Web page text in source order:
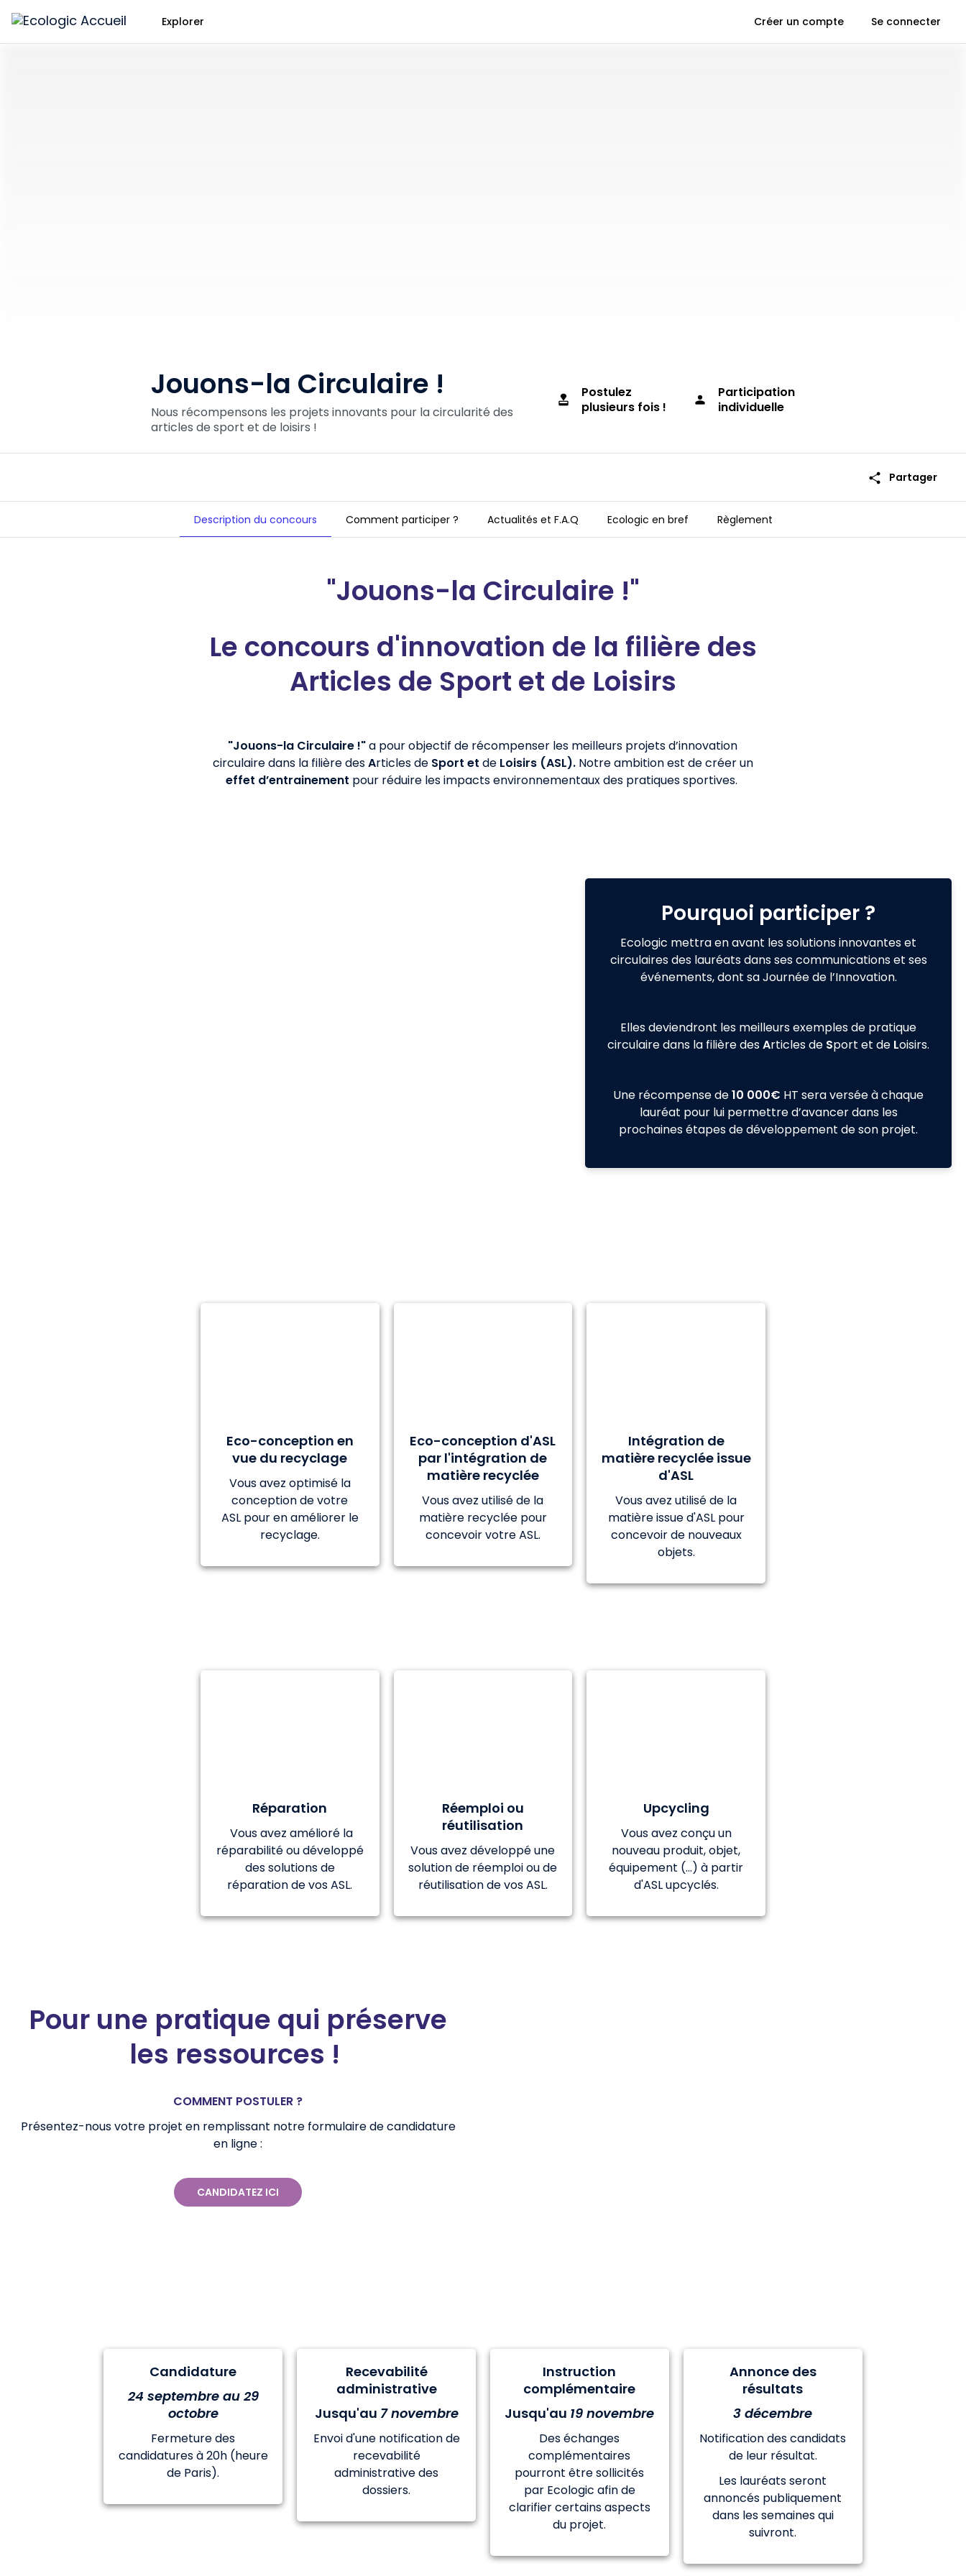
Ecologic Explorer Créer un compte Se connecter
Jouons-la Circulaire !
Nous récompensons les projets innovants pour la circularité des
articles de sport et de loisirs !
approval
Postulez
plusieurs fois !
person
Participation
individuelle
share Partager
Description du concours Comment participer ? Actualités et F.A.Q Ecologic en bref Règlement
"Jouons-la Circulaire !"
Le concours d'innovation de la filière des
Articles de Sport et de Loisirs
"Jouons-la Circulaire !"a pour objectif de récompenser les meilleurs projets d’innovation
circulaire dans la filière desArticles de Sport et deLoisirs (ASL).Notre ambition est de créer un
effet d’entrainement pour réduire les impacts environnementaux des pratiques sportives.
Pourquoi participer ?
Ecologic mettra en avant les solutions innovantes et
circulaires des lauréats dans ses communications et ses
événements, dont sa Journée de l’Innovation.
Elles deviendront les meilleurs exemples de pratique
circulaire dans la filière desArticles de Sport et de Loisirs.
Une récompense de10 000€ HT sera versée à chaque
lauréat pour lui permettre d’avancer dans les
prochaines étapes de développement de son projet.
Eco-conception en
vue du recyclage
Vous avez optimisé la
conception de votre
ASL pour en améliorer le
recyclage.
Eco-conception d'ASL
par l'intégration de
matière recyclée
Vous avez utilisé de la
matière recyclée pour
concevoir votre ASL.
Intégration de
matière recyclée issue
d'ASL
Vous avez utilisé de la
matière issue d'ASL pour
concevoir de nouveaux
objets.
Réparation
Vous avez amélioré la
réparabilité ou développé
des solutions de
réparation de vos ASL.
Réemploi ou
réutilisation
Vous avez développé une
solution de réemploi ou de
réutilisation de vos ASL.
Upcycling
Vous avez conçu un
nouveau produit, objet,
équipement (...) à partir
d'ASL upcyclés.
Pour une pratique qui préserve
les ressources !
COMMENT POSTULER ?
Présentez-nous votre projet en remplissant notre formulaire de candidature
en ligne :
CANDIDATEZ ICI
Candidature
24 septembre au 29
octobre
Fermeture des
candidatures à 20h (heure
de Paris).
Recevabilité
administrative
Jusqu'au 7 novembre
Envoi d'une notification de
recevabilité
administrative des
dossiers.
Instruction
complémentaire
Jusqu'au 19 novembre
Des échanges
complémentaires
pourront être sollicités
par Ecologic afin de
clarifier certains aspects
du projet.
Annonce des
résultats
3 décembre
Notification des candidats
de leur résultat.
Les lauréats seront
annoncés publiquement
dans les semaines qui
suivront.